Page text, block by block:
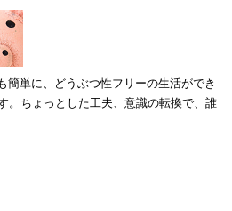
簡単に、どうぶつ性フリーの生活ができ
。ちょっとした工夫、意識の転換で、誰